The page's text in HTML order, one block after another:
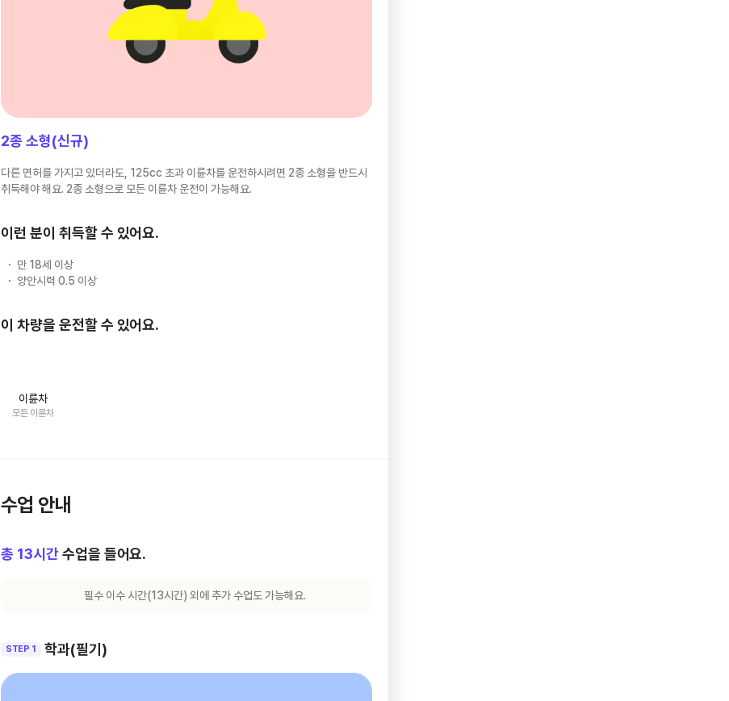
2종 소형(신규)
다른 면허를 가지고 있더라도, 125cc 초과 이륜차를 운전하시려면 2종 소형을 반드시
취득해야 해요. 2종 소형으로 모든 이륜차 운전이 가능해요.
이런 분이 취득할 수 있어요.
만 18세 이상
양안시력 0.5 이상
이 차량을 운전할 수 있어요.
이륜차
모든 이륜차
수업 안내
총 13시간 수업을 들어요.
필수 이수 시간(13시간) 외에 추가 수업도 가능해요.
STEP 1 학과(필기)